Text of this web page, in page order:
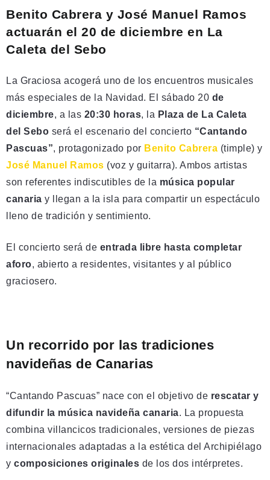
Benito Cabrera y José Manuel Ramos
actuarán el 20 de diciembre en La
Caleta del Sebo
La Graciosa acogerá uno de los encuentros musicales
más especiales de la Navidad. El sábado 20 de
diciembre, a las 20:30 horas, la Plaza de La Caleta
del Sebo será el escenario del concierto “Cantando
Pascuas”, protagonizado por Benito Cabrera (timple) y
José Manuel Ramos (voz y guitarra). Ambos artistas
son referentes indiscutibles de la música popular
canaria y llegan a la isla para compartir un espectáculo
lleno de tradición y sentimiento.
El concierto será de entrada libre hasta completar
aforo, abierto a residentes, visitantes y al público
graciosero.
Un recorrido por las tradiciones
navideñas de Canarias
“Cantando Pascuas” nace con el objetivo de rescatar y
difundir la música navideña canaria. La propuesta
combina villancicos tradicionales, versiones de piezas
internacionales adaptadas a la estética del Archipiélago
y composiciones originales de los dos intérpretes.